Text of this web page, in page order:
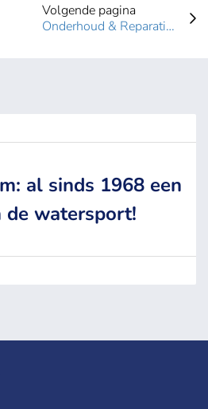
Volgende pagina
Onderhoud & Reparatie sloepen
al sinds 1968 een
de watersport!